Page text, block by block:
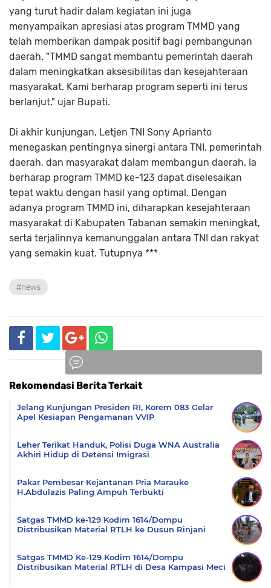
yang turut hadir dalam kegiatan ini juga
menyampaikan apresiasi atas program TMMD yang
telah memberikan dampak positif bagi pembangunan
daerah. "TMMD sangat membantu pemerintah daerah
dalam meningkatkan aksesibilitas dan kesejahteraan
masyarakat. Kami berharap program seperti ini terus
berlanjut," ujar Bupati.
Di akhir kunjungan, Letjen TNI Sony Aprianto
menegaskan pentingnya sinergi antara TNI, pemerintah
daerah, dan masyarakat dalam membangun daerah. Ia
berharap program TMMD ke-123 dapat diselesaikan
tepat waktu dengan hasil yang optimal. Dengan
adanya program TMMD ini, diharapkan kesejahteraan
masyarakat di Kabupaten Tabanan semakin meningkat,
serta terjalinnya kemanunggalan antara TNI dan rakyat
yang semakin kuat. Tutupnya ***
#news
Rekomendasi Berita Terkait
Jelang Kunjungan Presiden RI, Korem 083 Gelar
Apel Kesiapan Pengamanan VVIP
Leher Terikat Handuk, Polisi Duga WNA Australia
Akhiri Hidup di Detensi Imigrasi
Pakar Pembesar Kejantanan Pria Marauke
H.Abdulazis Paling Ampuh Terbukti
Satgas TMMD ke-129 Kodim 1614/Dompu
Distribusikan Material RTLH ke Dusun Rinjani
Satgas TMMD Ke-129 Kodim 1614/Dompu
Distribusikan Material RTLH di Desa Kampasi Meci